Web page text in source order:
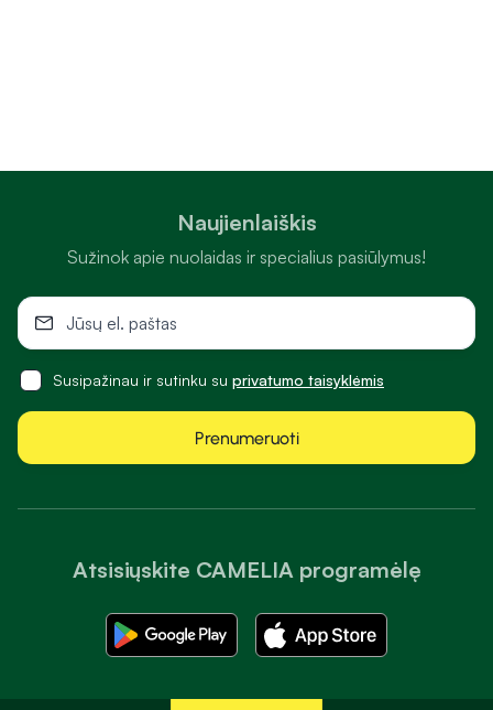
Atsisiųskite CAMELIA programėlę
Naujienlaiškis
Sužinok apie nuolaidas ir specialius pasiūlymus!
Susipažinau ir sutinku su privatumo taisyklėmis
Prenumeruoti